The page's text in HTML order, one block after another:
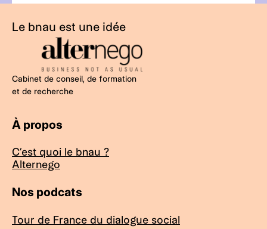
Le bnau est une idée
Cabinet de conseil, de formation
et de recherche
À propos
C’est quoi le bnau ?
Alternego
Nos podcats
Tour de France du dialogue social